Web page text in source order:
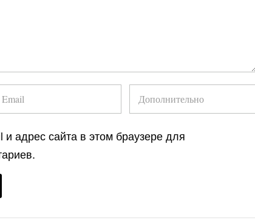
адрес сайта в этом браузере для